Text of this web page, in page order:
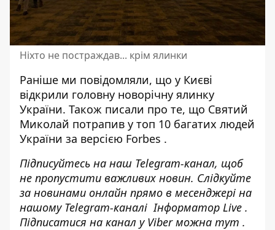
Ніхто не постраждав... крім ялинки
Раніше ми повідомляли, що у Києві
відкрили головну новорічну ялинку
України. Також писали про те, що Святий
Миколай потрапив у топ 10 багатих людей
України за версією Forbes .
Підписуйтесь на наш Telegram-канал, щоб
не пропустити важливих новин. Слідкуйте
за новинами онлайн прямо в месенджері на
нашому Telegram-каналі Інформатор Live .
Підписатися на канал у Viber можна тут .